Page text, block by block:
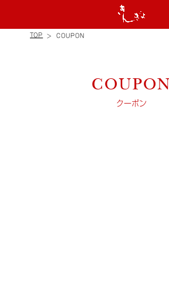
TOP COUPON
COUPON
クーポン